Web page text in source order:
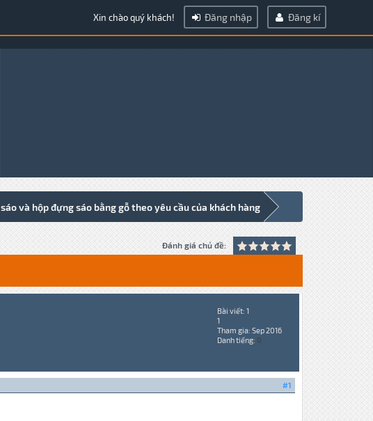
Xin chào quý khách! Đăng nhập Đăng kí
Nhận order làm sáo và hộp đựng sáo bằng gỗ theo yêu cầu của khách hàng
Đánh giá chủ đề:
Bài viết: 1
1
Tham gia: Sep 2016
Danh tiếng: 0
#1